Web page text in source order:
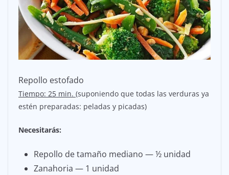
Repollo estofado
Tiempo: 25 min. (suponiendo que todas las verduras ya
estén preparadas: peladas y picadas)
Necesitarás:
Repollo de tamaño mediano — ½ unidad
Zanahoria — 1 unidad